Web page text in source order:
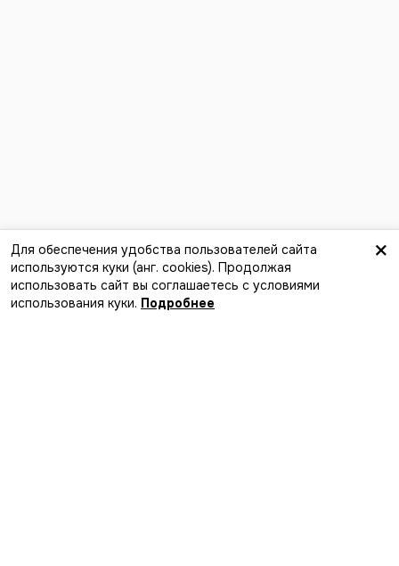
Найти компанию
Лучший способ найти события,
×
Для обеспечения удобства пользователей сайта
используются куки (анг. сookies). Продолжая
использовать сайт вы соглашаетесь с условиями
использования куки. Подробнее